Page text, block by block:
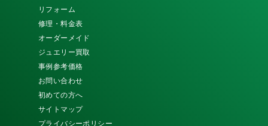
リフォーム
修理・料金表
オーダーメイド
ジュエリー買取
事例参考価格
お問い合わせ
初めての方へ
サイトマップ
プライバシーポリシー